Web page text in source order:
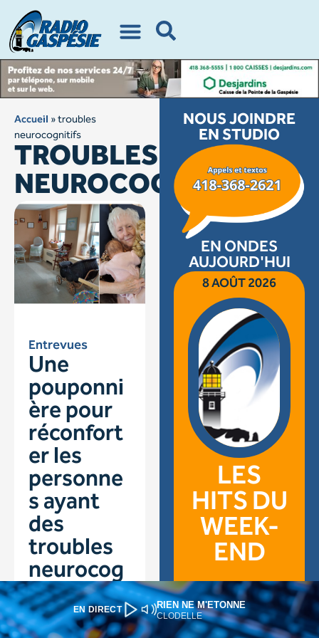
EN DIRECT RIEN NE M'ETONNE
CLODELLE